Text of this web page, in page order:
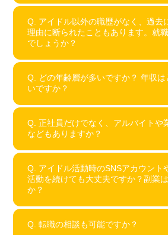
あなたにぴったりの会社を探して
です。完全無料でご利用いただけ
履歴書の書き方や面接の準備もサ
で、就職活動を一緒に進めるパー
在です。
Q. アイドル以外の職歴がなく、過去
理由に断られたこともあります。就
でしょうか？
はい、大丈夫です。ほとんどの元
初めての就職で内定を獲得されて
また、他社様でお見送りとなって
社の紹介を通じて内定を得て、現
Q. どの年齢層が多いですか？ 年収は
いですか？
弊社をご利用いただいているお客
の方が多いです。
年収は年齢やこれまでのご経験に
が、年収350万円〜の求人を多く
す。※2025年4月時点
Q. 正社員だけでなく、アルバイトや
などもありますか？
はい、あります。正社員だけでな
パート・業務委託など、ライフス
働き方もご紹介できます。
また、現役アイドルの方に向けた
Q. アイドル活動時のSNSアカウント
活動を続けても大丈夫ですか？副業
か？
Q. 転職の相談も可能ですか？